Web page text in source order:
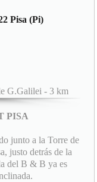
Pisa (Pi)
G.Galilei - 3 km
PISA
junto a la Torre de
justo detrás de la
del B & B ya es